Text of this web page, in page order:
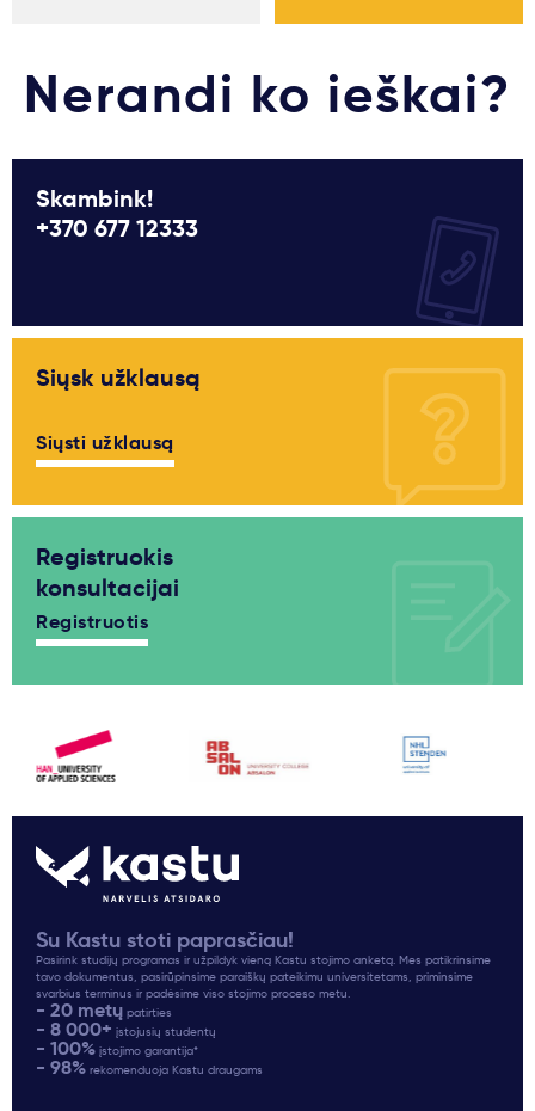
Nerandi ko ieškai?
Skambink!
+370 677 12333
Siųsk užklausą
Siųsti užklausą
Registruokis
konsultacijai
Registruotis
Su Kastu stoti paprasčiau!
Pasirink studijų programas ir užpildyk vieną Kastu stojimo anketą. Mes patikrinsime
tavo dokumentus, pasirūpinsime paraiškų pateikimu universitetams, priminsime
svarbius terminus ir padėsime viso stojimo proceso metu.
- 20 metų patirties
- 8 000+ įstojusių studentų
- 100% įstojimo garantija*
- 98% rekomenduoja Kastu draugams